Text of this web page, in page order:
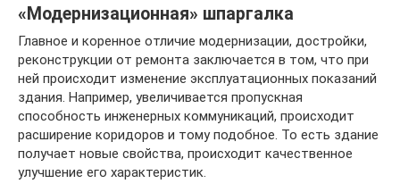
«Модернизационная» шпаргалка
Главное и коренное отличие модернизации, достройки,
реконструкции от ремонта заключается в том, что при
ней происходит изменение эксплуатационных показаний
здания. Например, увеличивается пропускная
способность инженерных коммуникаций, происходит
расширение коридоров и тому подобное. То есть здание
получает новые свойства, происходит качественное
улучшение его характеристик.